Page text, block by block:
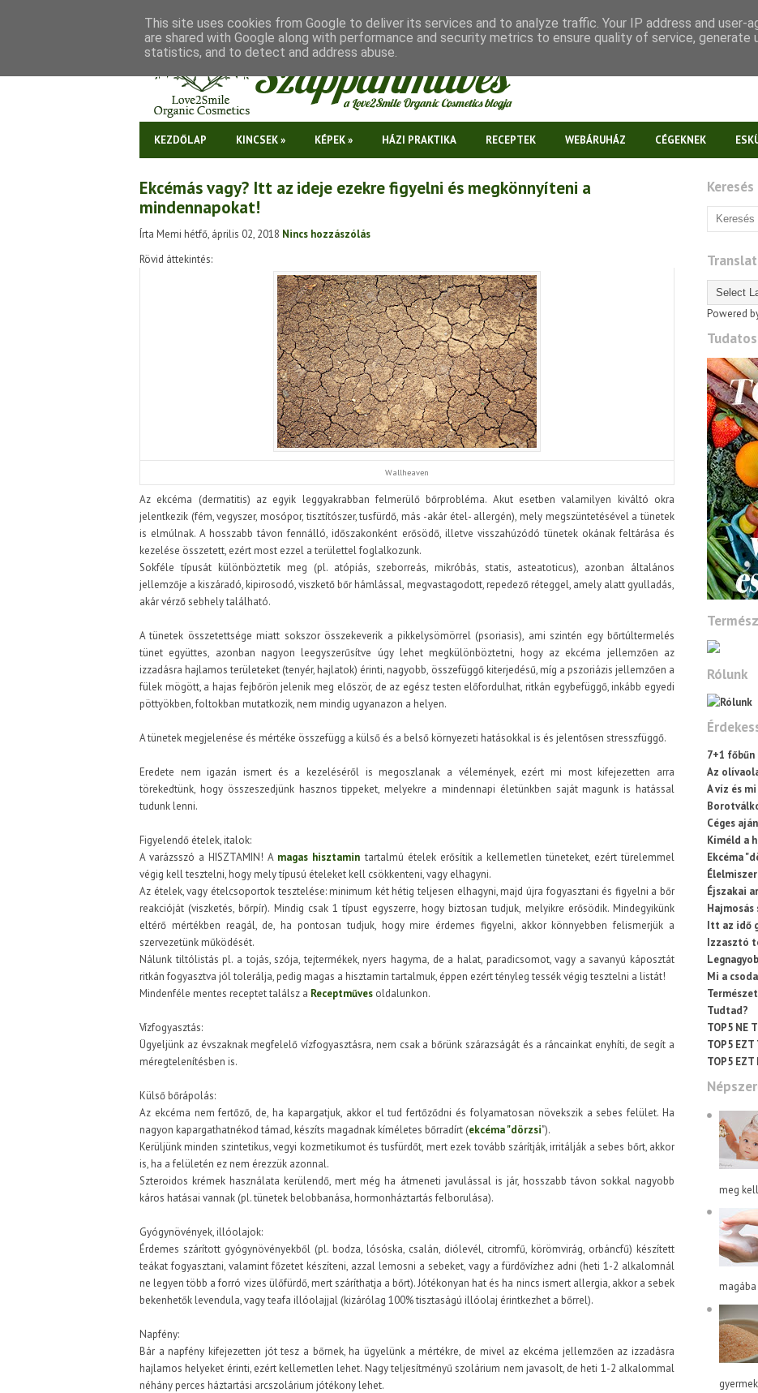
KEZDŐLAP KINCSEK» KÉPEK» HÁZI PRAKTIKA RECEPTEK WEBÁRUHÁZ CÉGEKNEK
Ekcémás vagy? Itt az ideje ezekre figyelni és megkönnyíteni a
mindennapokat!
Írta Memi hétfő, április 02, 2018 Nincs hozzászólás
Rövid áttekintés:
Wallheaven
Az ekcéma (dermatitis) az egyik leggyakrabban felmerülő bőrprobléma. Akut esetben valamilyen kiváltó okra
jelentkezik (fém, vegyszer, mosópor, tisztítószer, tusfürdő, más -akár étel- allergén), mely megszüntetésével a tünetek
is elmúlnak. A hosszabb távon fennálló, időszakonként erősödő, illetve visszahúzódó tünetek okának feltárása és
kezelése összetett, ezért most ezzel a területtel foglalkozunk.
Sokféle típusát különböztetik meg (pl. atópiás, szeborreás, mikróbás, statis, asteatoticus), azonban általános
jellemzője a kiszáradó, kipirosodó, viszkető bőr hámlással, megvastagodott, repedező réteggel, amely alatt gyulladás,
akár vérző sebhely található.
A tünetek összetettsége miatt sokszor összekeverik a pikkelysömörrel (psoriasis), ami szintén egy bőrtúltermelés
tünet együttes, azonban nagyon leegyszerűsítve úgy lehet megkülönböztetni, hogy az ekcéma jellemzően az
izzadásra hajlamos területeket (tenyér, hajlatok) érinti, nagyobb, összefüggő kiterjedésű, míg a pszoriázis jellemzően a
fülek mögött, a hajas fejbőrön jelenik meg először, de az egész testen előfordulhat, ritkán egybefüggő, inkább egyedi
pöttyökben, foltokban mutatkozik, nem mindig ugyanazon a helyen.
A tünetek megjelenése és mértéke összefügg a külső és a belső környezeti hatásokkal is és jelentősen stresszfüggő.
Eredete nem igazán ismert és a kezeléséről is megoszlanak a vélemények, ezért mi most kifejezetten arra
törekedtünk, hogy összeszedjünk hasznos tippeket, melyekre a mindennapi életünkben saját magunk is hatással
tudunk lenni.
Figyelendő ételek, italok:
A varázsszó a HISZTAMIN! A magas hisztamin tartalmú ételek erősítik a kellemetlen tüneteket, ezért türelemmel
végig kell tesztelni, hogy mely típusú ételeket kell csökkenteni, vagy elhagyni.
Az ételek, vagy ételcsoportok tesztelése: minimum két hétig teljesen elhagyni, majd újra fogyasztani és figyelni a bőr
reakcióját (viszketés, bőrpír). Mindig csak 1 típust egyszerre, hogy biztosan tudjuk, melyikre erősödik. Mindegyikünk
eltérő mértékben reagál, de, ha pontosan tudjuk, hogy mire érdemes figyelni, akkor könnyebben felismerjük a
szervezetünk működését.
Nálunk tiltólistás pl. a tojás, szója, tejtermékek, nyers hagyma, de a halat, paradicsomot, vagy a savanyú káposztát
ritkán fogyasztva jól tolerálja, pedig magas a hisztamin tartalmuk, éppen ezért tényleg tessék végig tesztelni a listát!
Mindenféle mentes receptet találsz a Receptműves oldalunkon.
Vízfogyasztás:
Ügyeljünk az évszaknak megfelelő vízfogyasztásra, nem csak a bőrünk szárazságát és a ráncainkat enyhíti, de segít a
méregtelenítésben is.
Külső bőrápolás:
Az ekcéma nem fertőző, de, ha kapargatjuk, akkor el tud fertőződni és folyamatosan növekszik a sebes felület. Ha
nagyon kapargathatnékod támad, készíts magadnak kíméletes bőrradírt (ekcéma "dörzsi").
Kerüljünk minden szintetikus, vegyi kozmetikumot és tusfürdőt, mert ezek tovább szárítják, irritálják a sebes bőrt, akkor
is, ha a felületén ez nem érezzük azonnal.
Szteroidos krémek használata kerülendő, mert még ha átmeneti javulással is jár, hosszabb távon sokkal nagyobb
káros hatásai vannak (pl. tünetek belobbanása, hormonháztartás felborulása).
Gyógynövények, illóolajok:
Érdemes szárított gyógynövényekből (pl. bodza, lósóska, csalán, diólevél, citromfű, körömvirág, orbáncfű) készített
teákat fogyasztani, valamint főzetet készíteni, azzal lemosni a sebeket, vagy a fürdővízhez adni (heti 1-2 alkalomnál
ne legyen több a forró vizes ülőfürdő, mert száríthatja a bőrt). Jótékonyan hat és ha nincs ismert allergia, akkor a sebek
bekenhetők levendula, vagy teafa illóolajjal (kizárólag 100% tisztaságú illóolaj érintkezhet a bőrrel).
Napfény:
Bár a napfény kifejezetten jót tesz a bőrnek, ha ügyelünk a mértékre, de mivel az ekcéma jellemzően az izzadásra
hajlamos helyeket érinti, ezért kellemetlen lehet. Nagy teljesítményű szolárium nem javasolt, de heti 1-2 alkalommal
néhány perces háztartási arcszolárium jótékony lehet.
Keresés
Powered
Rólunk
7+1
Az
A víz és mi
Céges
Kíméld a
Ekcéma
Éjszakai
Hajmosás
Itt az idő
Izzasztó
Mi a
Tudtad?
TOP5 NE
TOP5
TOP5
meg
This site uses cookies from Google to deliver its services and to analyze traffic. Your IP address and user-
are shared with Google along with performance and security metrics to ensure quality of service, generate
statistics, and to detect and address abuse.